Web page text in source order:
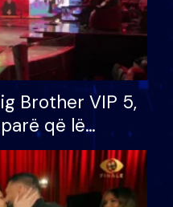
Brother VIP 5,
që lë
për